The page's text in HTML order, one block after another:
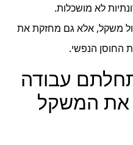
לא מושכלות.
משקל, אלא גם מחזקת את
החוסן הנפשי.
עבודה
את המשקל